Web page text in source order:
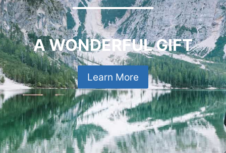
A WONDERFUL GIFT
Learn More